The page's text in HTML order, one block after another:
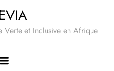
Verte et Inclusive en Afrique